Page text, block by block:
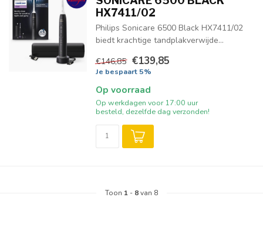
HX7411/02
Philips Sonicare 6500 Black HX7411/02
biedt krachtige tandplakverwijde...
€146,85 €139,85
Je bespaart 5%
Op voorraad
Op werkdagen voor 17:00 uur
besteld, dezelfde dag verzonden!
Toon 1 - 8van 8